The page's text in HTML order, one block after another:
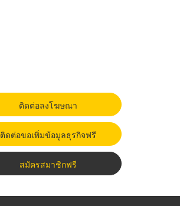
ติดต่อลงโฆษณา
ติดต่อขอเพิ่มข้อมูลธุรกิจฟรี
สมัครสมาชิกฟรี